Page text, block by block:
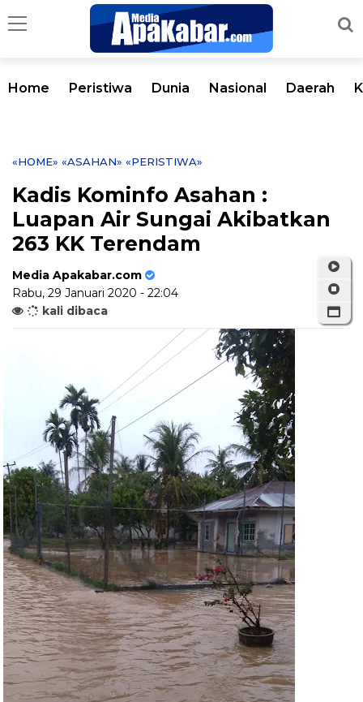
Home Peristiwa Dunia Nasional Daerah
«HOME» «ASAHAN» «PERISTIWA»
Kadis Kominfo Asahan :
Luapan Air Sungai Akibatkan
263 KK Terendam
Media Apakabar.com
Rabu, 29 Januari 2020 - 22:04
kali dibaca